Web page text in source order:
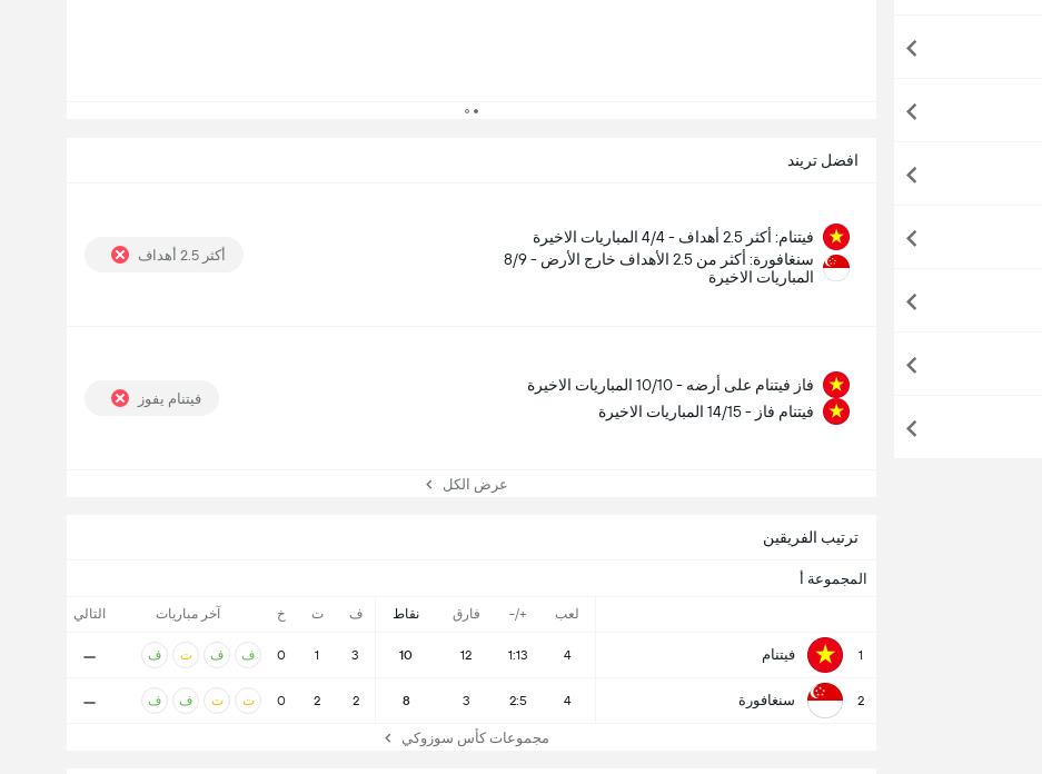
ترتيب الفريقين
المجموعة أ
لعب +/- فارق نقاط ف ت خ آخر مباريات التالي
1 فيتنام 4
1:13
12
10
3
1
0 ف ف ت ف -
2 سنغافورة 4
2:5
3
8
2
2
0 ت ت ف ف -
مجموعات كأس سوزوكي
افضل تريند
فيتنام: أكثر 2.5 أهداف - 4/4 المباريات الاخيرة
سنغافورة: أكثر من 2.5 الأهداف خارج الأرض - 8/9
المباريات الاخيرة
أكثر 2.5 أهداف
فاز فيتنام على أرضه - 10/10 المباريات الاخيرة
فيتنام فاز - 14/15 المباريات الاخيرة
فيتنام يفوز
عرض الكل